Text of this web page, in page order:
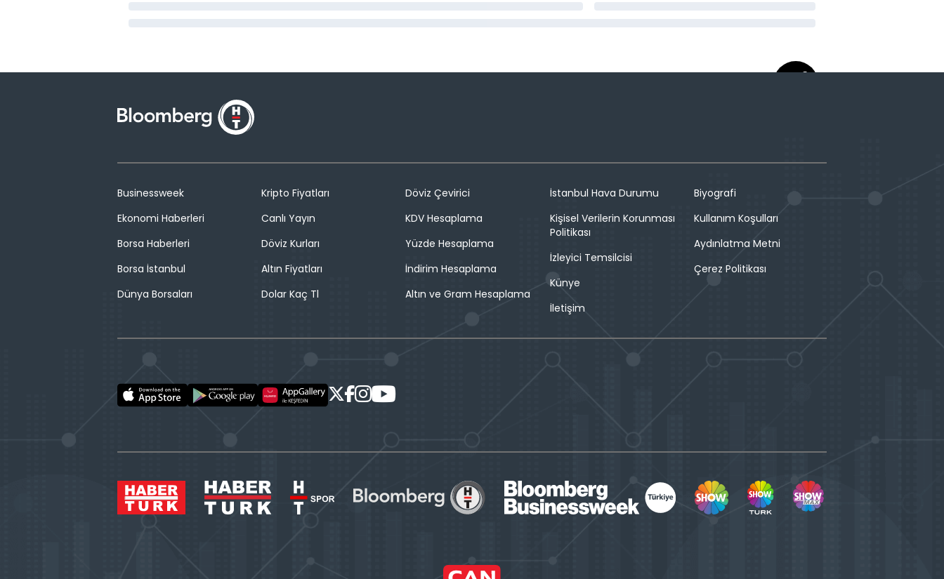
Businessweek
Ekonomi Haberleri
Borsa Haberleri
Borsa İstanbul
Dünya Borsaları
Kripto Fiyatları
Canlı Yayın
Döviz Kurları
Altın Fiyatları
Dolar Kaç Tl
Döviz Çevirici
KDV Hesaplama
Yüzde Hesaplama
İndirim Hesaplama
Altın ve Gram Hesaplama
İstanbul Hava Durumu
Kişisel Verilerin Korunması
Politikası
İzleyici Temsilcisi
Künye
İletişim
Biyografi
Kullanım Koşulları
Aydınlatma Metni
Çerez Politikası